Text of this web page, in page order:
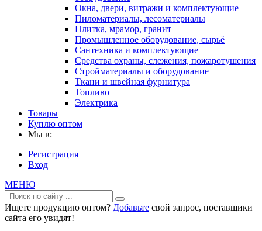
Окна, двери, витражи и комплектующие
Пиломатериалы, лесоматериалы
Плитка, мрамор, гранит
Промышленное оборудование, сырьё
Сантехника и комплектующие
Средства охраны, слежения, пожаротушения
Стройматериалы и оборудование
Ткани и швейная фурнитура
Топливо
Электрика
Товары
Куплю оптом
Мы в:
Регистрация
Вход
МЕНЮ
Ищете продукцию оптом? Добавьте свой запрос, поставщики
сайта его увидят!